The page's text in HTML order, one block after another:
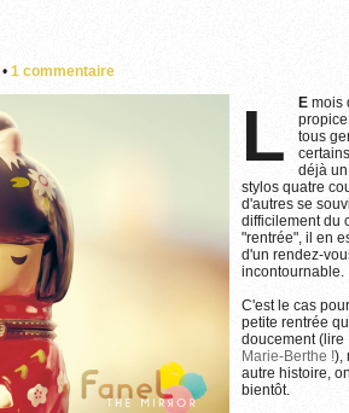
• 1 commentaire
LE mois
tous
déjà
stylos quatre
d'autres se
difficilement du
"rentrée", il en
d'un rendez-
incontournable.
C'est le cas
petite rentrée
doucement (lire
Marie-Berthe !),
autre histoire,
bientôt.